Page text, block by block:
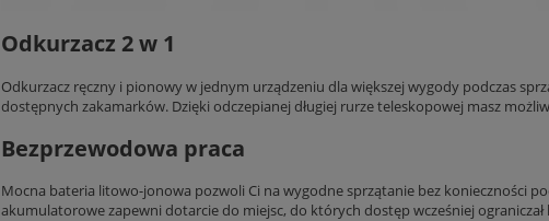
Odkurzacz 2 w 1
Odkurzacz ręczny i pionowy w jednym urządzeniu dla większej wygody podczas
dostępnych zakamarków. Dzięki odczepianej długiej rurze teleskopowej masz
Bezprzewodowa praca
Mocna bateria litowo-jonowa pozwoli Ci na wygodne sprzątanie bez konieczności
akumulatorowe zapewni dotarcie do miejsc, do których dostęp wcześniej